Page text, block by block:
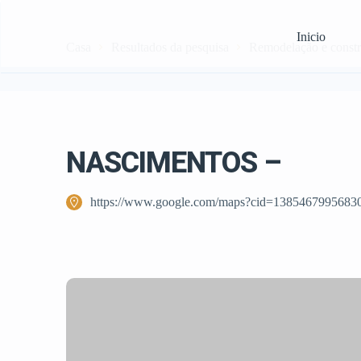
Inicio
Remodelação e
NASCIMENTOS –
https://www.google.com/